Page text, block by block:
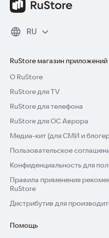
RU
RuStore магазин приложений
О RuStore
RuStore для TV
RuStore для телефона
RuStore для ОС Аврора
Медиа-кит (для СМИ и
Пользовательское
Конфиденциальность для
Правила применения
RuStore
Дистрибутив для
Помощь